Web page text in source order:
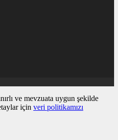
ve mevzuata uygun şekilde
için veri politikamızı